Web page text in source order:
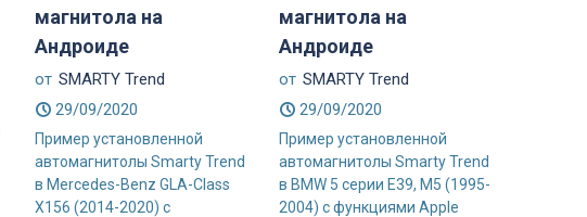
магнитола на
Андроиде
от SMARTY Trend
29/09/2020
Пример установленной
автомагнитолы Smarty Trend
в Mercedes-Benz GLA-Class
X156 (2014-2020) с
магнитола на
Андроиде
от SMARTY Trend
29/09/2020
Пример установленной
автомагнитолы Smarty Trend
в BMW 5 серии E39, M5 (1995-
2004) с функциями Apple